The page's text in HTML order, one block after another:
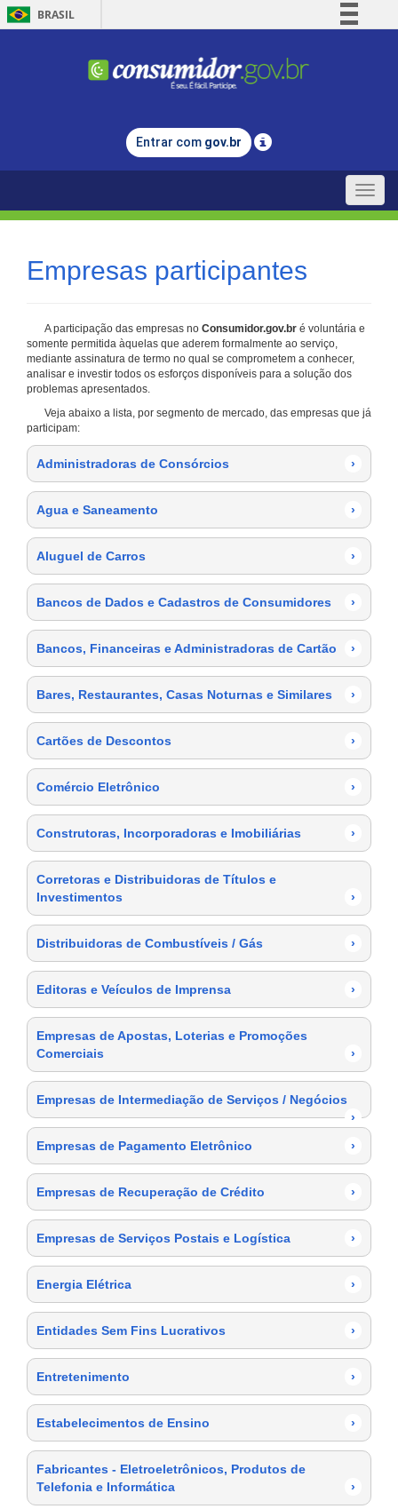
BRASIL
Comunica BR
Legislação
Entrar com gov.br
Toggle
Empresas participantes
A participação das empresas no Consumidor.gov.br é voluntária e
somente permitida àquelas que aderem formalmente ao serviço,
mediante assinatura de termo no qual se comprometem a conhecer,
analisar e investir todos os esforços disponíveis para a solução dos
problemas apresentados.
Veja abaixo a lista, por segmento de mercado, das empresas que já
participam:
Administradoras de Consórcios ›
Agua e Saneamento ›
Aluguel de Carros ›
Bancos de Dados e Cadastros de Consumidores ›
Bancos, Financeiras e Administradoras de Cartão ›
Bares, Restaurantes, Casas Noturnas e Similares ›
Cartões de Descontos ›
Comércio Eletrônico ›
Construtoras, Incorporadoras e Imobiliárias ›
Corretoras e Distribuidoras de Títulos e
Investimentos
›
Distribuidoras de Combustíveis / Gás ›
Editoras e Veículos de Imprensa ›
Empresas de Apostas, Loterias e Promoções
Comerciais
›
Empresas de Intermediação de Serviços / Negócios
›
Empresas de Pagamento Eletrônico
›
Empresas de Recuperação de Crédito ›
Empresas de Serviços Postais e Logística ›
Energia Elétrica ›
Entidades Sem Fins Lucrativos ›
Entretenimento ›
Estabelecimentos de Ensino ›
Fabricantes - Eletroeletrônicos, Produtos de
Telefonia e Informática
›